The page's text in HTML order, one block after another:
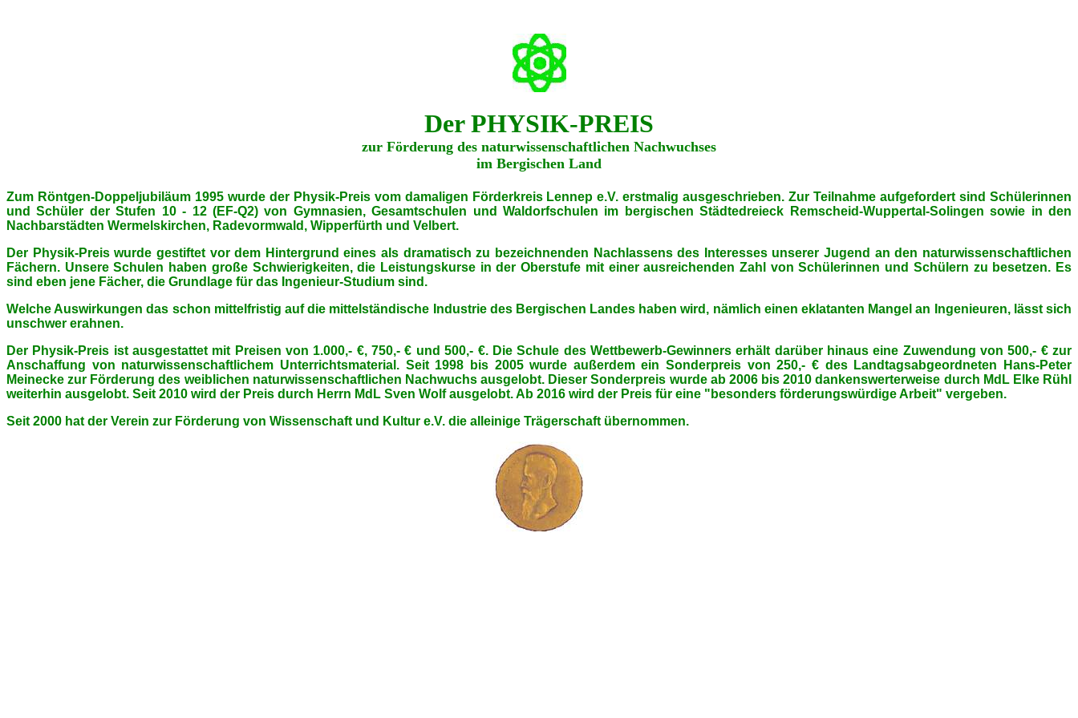
Der PHYSIK-PREIS
zur Förderung des naturwissenschaftlichen Nachwuchses
im Bergischen Land
Zum Röntgen-Doppeljubiläum 1995 wurde der Physik-Preis vom damaligen Förderkreis Lennep e.V. erstmalig ausgeschrieben. Zur Teilnahme aufgefordert sind Schülerinnen
und Schüler der Stufen 10 - 12 (EF-Q2) von Gymnasien, Gesamtschulen und Waldorfschulen im bergischen Städtedreieck Remscheid-Wuppertal-Solingen sowie in den
Nachbarstädten Wermelskirchen, Radevormwald, Wipperfürth und Velbert.
Der Physik-Preis wurde gestiftet vor dem Hintergrund eines als dramatisch zu bezeichnenden Nachlassens des Interesses unserer Jugend an den naturwissenschaftlichen
Fächern. Unsere Schulen haben große Schwierigkeiten, die Leistungskurse in der Oberstufe mit einer ausreichenden Zahl von Schülerinnen und Schülern zu besetzen. Es
sind eben jene Fächer, die Grundlage für das Ingenieur-Studium sind.
Welche Auswirkungen das schon mittelfristig auf die mittelständische Industrie des Bergischen Landes haben wird, nämlich einen eklatanten Mangel an Ingenieuren, lässt sich
unschwer erahnen.
Der Physik-Preis ist ausgestattet mit Preisen von 1.000,- €, 750,- € und 500,- €. Die Schule des Wettbewerb-Gewinners erhält darüber hinaus eine Zuwendung von 500,- € zur
Anschaffung von naturwissenschaftlichem Unterrichtsmaterial. Seit 1998 bis 2005 wurde außerdem ein Sonderpreis von 250,- € des Landtagsabgeordneten Hans-Peter
Meinecke zur Förderung des weiblichen naturwissenschaftlichen Nachwuchs ausgelobt. Dieser Sonderpreis wurde ab 2006 bis 2010 dankenswerterweise durch MdL Elke Rühl
weiterhin ausgelobt. Seit 2010 wird der Preis durch Herrn MdL Sven Wolf ausgelobt. Ab 2016 wird der Preis für eine "besonders förderungswürdige Arbeit" vergeben.
Seit 2000 hat der Verein zur Förderung von Wissenschaft und Kultur e.V. die alleinige Trägerschaft übernommen.